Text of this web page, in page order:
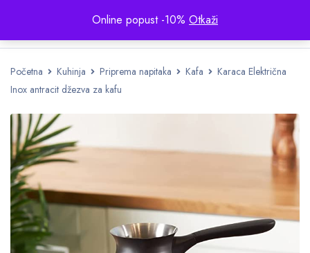
Online popust -10% Otkaži
Početna Kuhinja Priprema napitaka Kafa
Karaca Električna
Inox antracit džezva za kafu